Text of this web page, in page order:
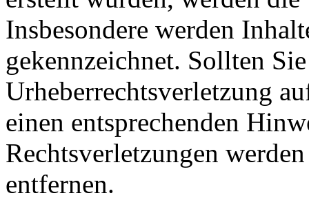
Insbesondere werden
gekennzeichnet. Sollten
Urheberrechtsverletzung
einen entsprechenden
Rechtsverletzungen
entfernen.